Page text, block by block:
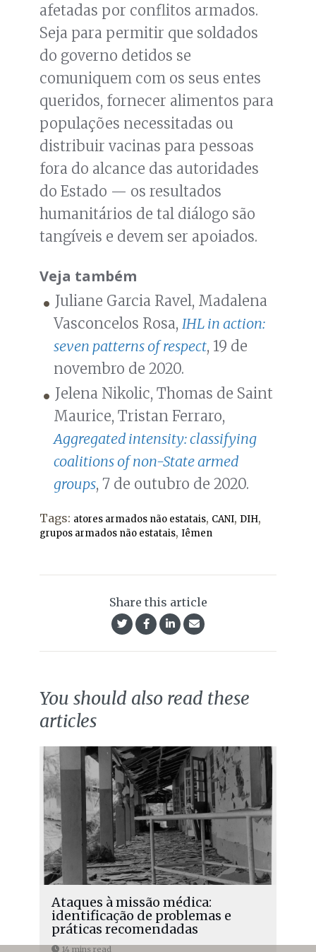
afetadas por conflitos armados.
Seja para permitir que soldados
do governo detidos se
comuniquem com os seus entes
queridos, fornecer alimentos para
populações necessitadas ou
distribuir vacinas para pessoas
fora do alcance das autoridades
do Estado — os resultados
humanitários de tal diálogo são
tangíveis e devem ser apoiados.
Veja também
Juliane Garcia Ravel, Madalena
Vasconcelos Rosa, IHL in action:
seven patterns of respect, 19 de
novembro de 2020.
Jelena Nikolic, Thomas de Saint
Maurice, Tristan Ferraro,
Aggregated intensity: classifying
coalitions of non-State armed
groups, 7 de outubro de 2020.
Tags: atores armados não estatais, CANI, DIH,
grupos armados não estatais, Iêmen
Share this article
You should also read these
articles
Ataques à missão médica:
identificação de problemas e
práticas recomendadas
14 mins read